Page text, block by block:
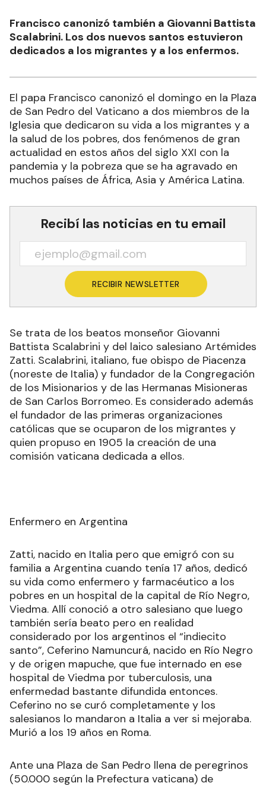
Francisco canonizó también a Giovanni Battista
Scalabrini. Los dos nuevos santos estuvieron
dedicados a los migrantes y a los enfermos.
El papa Francisco canonizó el domingo en la Plaza
de San Pedro del Vaticano a dos miembros de la
Iglesia que dedicaron su vida a los migrantes y a
la salud de los pobres, dos fenómenos de gran
actualidad en estos años del siglo XXI con la
pandemia y la pobreza que se ha agravado en
muchos países de África, Asia y América Latina.
Recibí las noticias en tu email
RECIBIR NEWSLETTER
Se trata de los beatos monseñor Giovanni
Battista Scalabrini y del laico salesiano Artémides
Zatti. Scalabrini, italiano, fue obispo de Piacenza
(noreste de Italia) y fundador de la Congregación
de los Misionarios y de las Hermanas Misioneras
de San Carlos Borromeo. Es considerado además
el fundador de las primeras organizaciones
católicas que se ocuparon de los migrantes y
quien propuso en 1905 la creación de una
comisión vaticana dedicada a ellos.
Enfermero en Argentina
Zatti, nacido en Italia pero que emigró con su
familia a Argentina cuando tenía 17 años, dedicó
su vida como enfermero y farmacéutico a los
pobres en un hospital de la capital de Río Negro,
Viedma. Allí conoció a otro salesiano que luego
también sería beato pero en realidad
considerado por los argentinos el “indiecito
santo”, Ceferino Namuncurá, nacido en Río Negro
y de origen mapuche, que fue internado en ese
hospital de Viedma por tuberculosis, una
enfermedad bastante difundida entonces.
Ceferino no se curó completamente y los
salesianos lo mandaron a Italia a ver si mejoraba.
Murió a los 19 años en Roma.
Ante una Plaza de San Pedro llena de peregrinos
(50.000 según la Prefectura vaticana) de